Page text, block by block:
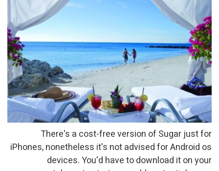
There's a cost-
iPhones, nonetheless it's
devices. You'd